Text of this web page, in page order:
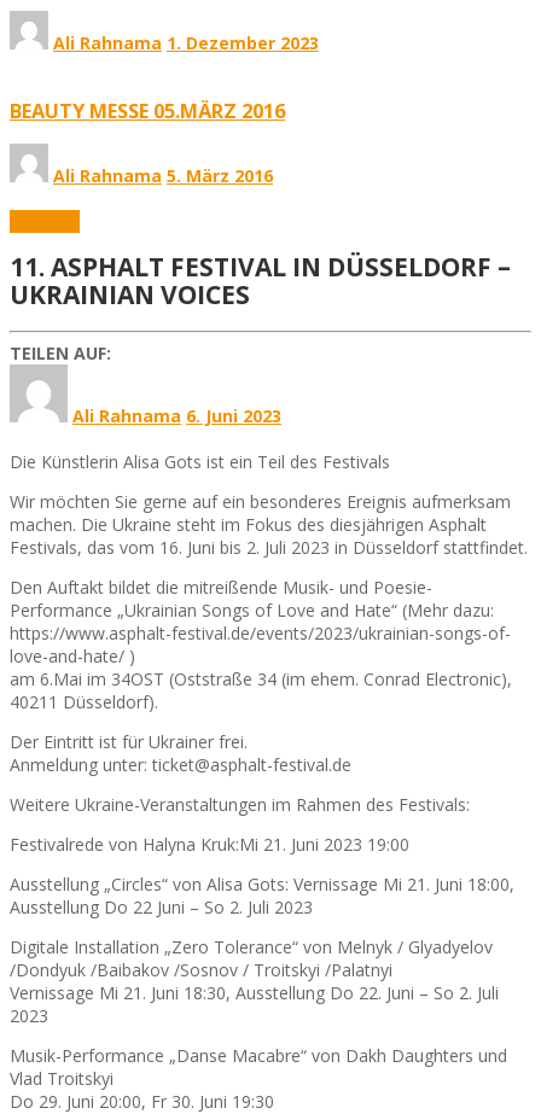
Ali Rahnama 1. Dezember 2023
BEAUTY MESSE 05.MÄRZ 2016
Ali Rahnama 5. März 2016
11. ASPHALT FESTIVAL IN DÜSSELDORF –
UKRAINIAN VOICES
TEILEN AUF:
Ali Rahnama 6. Juni 2023
Die Künstlerin Alisa Gots ist ein Teil des Festivals
Wir möchten Sie gerne auf ein besonderes Ereignis aufmerksam
machen. Die Ukraine steht im Fokus des diesjährigen Asphalt
Festivals, das vom 16. Juni bis 2. Juli 2023 in Düsseldorf stattfindet.
Den Auftakt bildet die mitreißende Musik- und Poesie-
Performance „Ukrainian Songs of Love and Hate“ (Mehr dazu:
https://www.asphalt-festival.de/events/2023/ukrainian-songs-of-
love-and-hate/ )
am 6.Mai im 34OST (Oststraße 34 (im ehem. Conrad Electronic),
40211 Düsseldorf).
Der Eintritt ist für Ukrainer frei.
Anmeldung unter: ticket@asphalt-festival.de
Weitere Ukraine-Veranstaltungen im Rahmen des Festivals:
Festivalrede von Halyna Kruk:Mi 21. Juni 2023 19:00
Ausstellung „Circles“ von Alisa Gots: Vernissage Mi 21. Juni 18:00,
Ausstellung Do 22 Juni – So 2. Juli 2023
Digitale Installation „Zero Tolerance“ von Melnyk / Glyadyelov
/Dondyuk /Baibakov /Sosnov / Troitskyi /Palatnyi
Vernissage Mi 21. Juni 18:30, Ausstellung Do 22. Juni – So 2. Juli
2023
Musik-Performance „Danse Macabre“ von Dakh Daughters und
Vlad Troitskyi
Do 29. Juni 20:00, Fr 30. Juni 19:30